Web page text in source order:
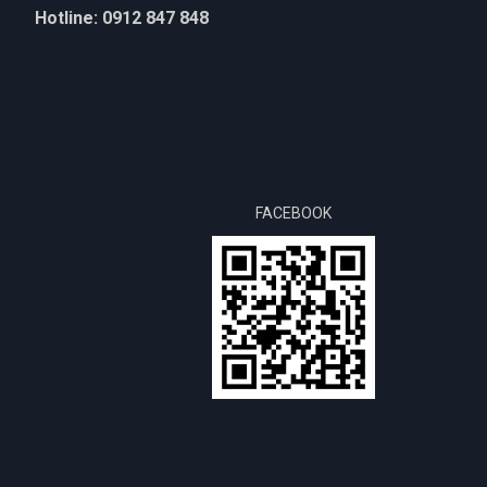
Trọng lượng tịnh/tổng trọng lượng: 339/369 kg.
Hotline: 0912 847 848
FACEBOOK